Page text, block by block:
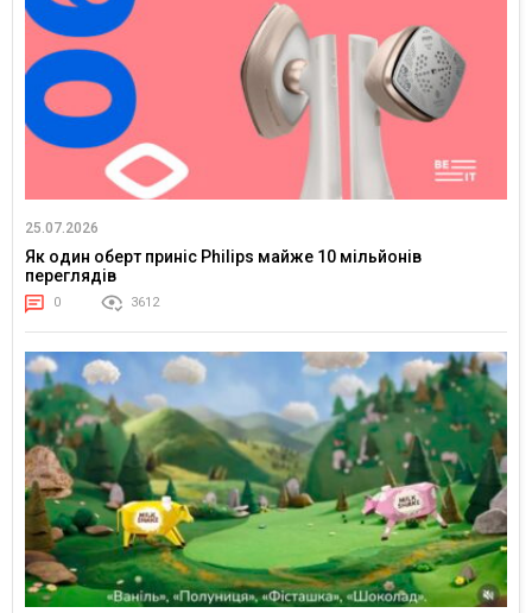
25.07.2026
Як один оберт приніс Philips майже 10 мільйонів
переглядів
0 3612